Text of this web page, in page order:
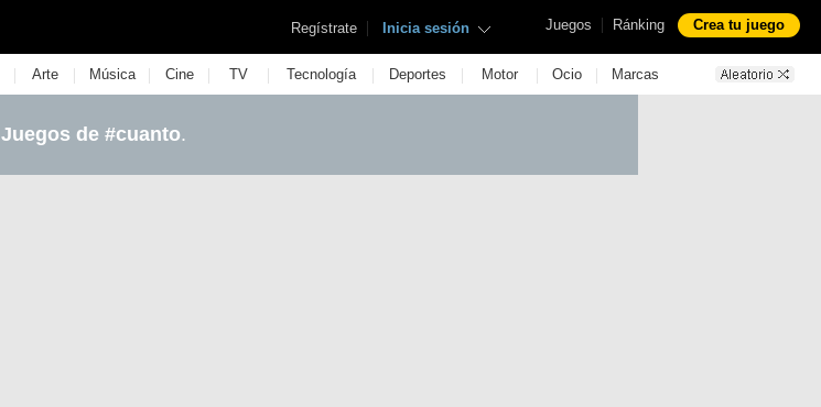
Juegos | Ránking Crea tu juego
Regístrate | Inicia sesión
| Arte | Música | Cine | TV | Tecnología | Deportes | Motor | Ocio | Marcas
Juegos de #cuanto.